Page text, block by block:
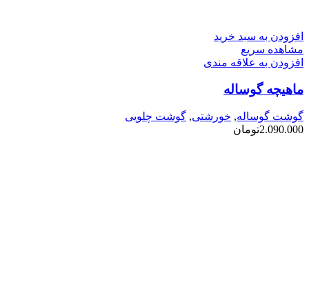
افزودن به سبد خرید
مشاهده سریع
افزودن به علاقه مندی
ماهیچه گوساله
گوشت گوساله, خورشتی, گوشت چلویی
2.090.000تومان